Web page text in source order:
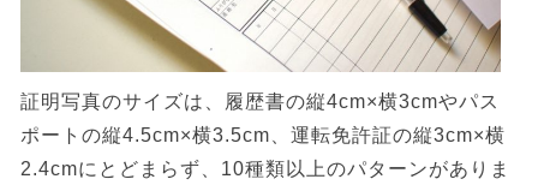
証明写真のサイズは、履歴書の縦4cm×横3cmやパス
ポートの縦4.5cm×横3.5cm、運転免許証の縦3cm×横
2.4cmにとどまらず、10種類以上のパターンがありま